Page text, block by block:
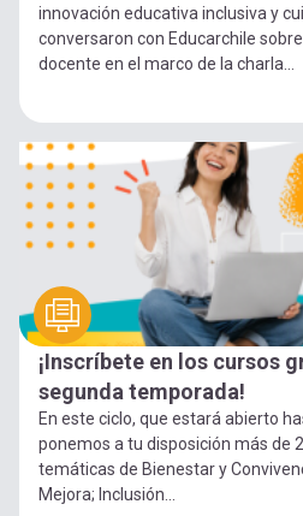
innovación educativa inclusiva y
conversaron con Educarchile
docente en el marco de la charla...
¡Inscríbete en los cursos
segunda temporada!
En este ciclo, que estará abierto
ponemos a tu disposición más de
temáticas de Bienestar y
Mejora; Inclusión...